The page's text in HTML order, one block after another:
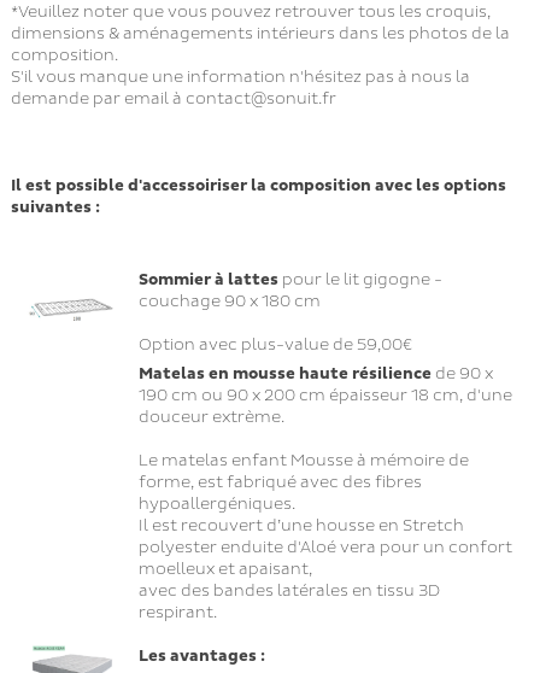
*Veuillez noter que vous pouvez retrouver tous les croquis,
dimensions & aménagements intérieurs dans les photos de la
composition.
S'il vous manque une information n'hésitez pas à nous la
demande par email à contact@sonuit.fr
Il est possible d'accessoiriser la composition avec les options
suivantes :
Sommier à lattespour le lit gigogne -
couchage 90 x 180 cm
Option avec plus-value de 59,00€
Matelas en moussehaute résiliencede 90 x
190 cm ou 90 x 200 cm épaisseur 18 cm, d'une
douceur extrème.
Le matelas enfant Mousse à mémoire de
forme, est fabriqué avec des fibres
hypoallergéniques.
Il est recouvert d’une housse en Stretch
polyester enduite d'Aloé vera pour un confort
moelleux et apaisant,
avec des bandes latérales en tissu 3D
respirant.
Les avantages :